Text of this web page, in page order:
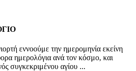
εννοούμε την ημερομηνία εκείνη
ημερολόγια ανά τον κόσμο, και
συγκεκριμένου αγίου ...